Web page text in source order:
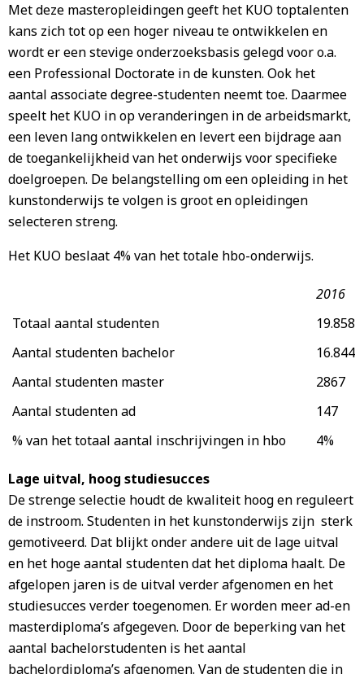
Met deze masteropleidingen geeft het KUO toptalenten
kans zich tot op een hoger niveau te ontwikkelen en
wordt er een stevige onderzoeksbasis gelegd voor o.a.
een Professional Doctorate in de kunsten. Ook het
aantal associate degree-studenten neemt toe. Daarmee
speelt het KUO in op veranderingen in de arbeidsmarkt,
een leven lang ontwikkelen en levert een bijdrage aan
de toegankelijkheid van het onderwijs voor specifieke
doelgroepen. De belangstelling om een opleiding in het
kunstonderwijs te volgen is groot en opleidingen
selecteren streng.
Het KUO beslaat 4% van het totale hbo-onderwijs.
2016
Totaal aantal studenten
19.858
Aantal studenten bachelor
16.844
Aantal studenten master
2867
Aantal studenten ad
147
% van het totaal aantal inschrijvingen in hbo
4%
Lage uitval, hoog studiesucces
De strenge selectie houdt de kwaliteit hoog en reguleert
de instroom. Studenten in het kunstonderwijs zijn sterk
gemotiveerd. Dat blijkt onder andere uit de lage uitval
en het hoge aantal studenten dat het diploma haalt. De
afgelopen jaren is de uitval verder afgenomen en het
studiesucces verder toegenomen. Er worden meer ad-en
masterdiploma’s afgegeven. Door de beperking van het
aantal bachelorstudenten is het aantal
bachelordiploma’s afgenomen. Van de studenten die in